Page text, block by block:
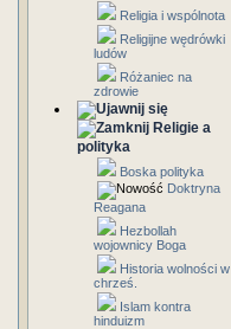
Religia i wspólnota
Religijne wędrówki
ludów
Różaniec na
zdrowie
Religie a
polityka
Boska polityka
Doktryna
Reagana
Hezbollah
wojownicy Boga
Historia wolności w
chrześ.
Islam kontra
hinduizm